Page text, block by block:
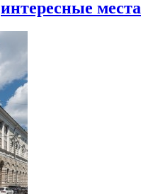
интересные места